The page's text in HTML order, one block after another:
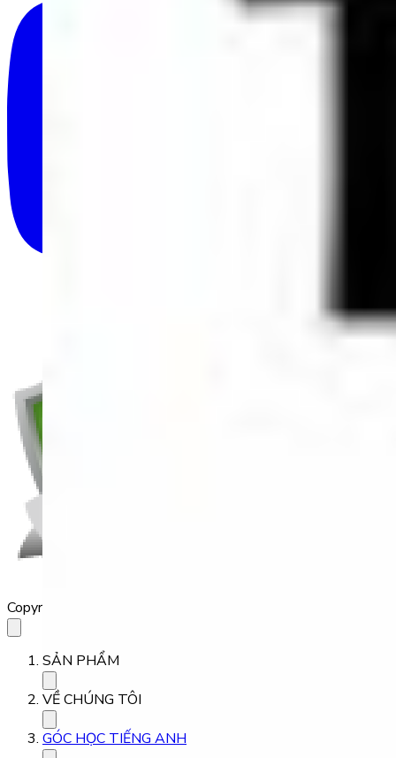
Copyright 2023 Babilala Class
SẢN PHẨM
VỀ CHÚNG TÔI
GÓC HỌC TIẾNG ANH